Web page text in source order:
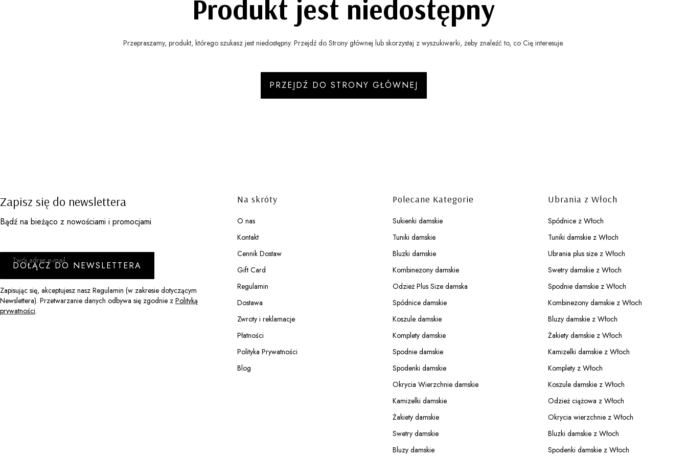
Produkt jest niedostępny
Przepraszamy, produkt, którego szukasz jest niedostępny. Przejdź do Strony głównej lub skorzystaj z wyszukiwarki, żeby znaleźć to, co Cię interesuje.
PRZEJDŹ DO STRONY GŁÓWNEJ
Zapisz się do newslettera
Bądź na bieżąco z nowościami i promocjami
Twój adres e-mail
DOŁĄCZ DO NEWSLETTERA
Zapisując się, akceptujesz nasz Regulamin (w zakresie dotyczącym
Newslettera). Przetwarzanie danych odbywa się zgodnie z Polityką
prywatności.
Linki w stopce
Na skróty
O nas
Kontakt
Cennik Dostaw
Gift Card
Regulamin
Dostawa
Zwroty i reklamacje
Płatności
Polityka Prywatności
Blog
Polecane Kategorie
Sukienki damskie
Tuniki damskie
Bluzki damskie
Kombinezony damskie
Odzież Plus Size damska
Spódnice damskie
Koszule damskie
Komplety damskie
Spodnie damskie
Spodenki damskie
Okrycia Wierzchnie damskie
Kamizelki damskie
Żakiety damskie
Swetry damskie
Bluzy damskie
Ubrania z Włoch
Spódnice z Włoch
Tuniki damskie z Włoch
Ubrania plus size z Włoch
Swetry damskie z Włoch
Spodnie damskie z Włoch
Kombinezony damskie z Włoch
Bluzy damskie z Włoch
Żakiety damskie z Włoch
Kamizelki damskie z Włoch
Komplety z Włoch
Koszule damskie z Włoch
Odzież ciążowa z Włoch
Okrycia wierzchnie z Włoch
Bluzki damskie z Włoch
Spodenki damskie z Włoch